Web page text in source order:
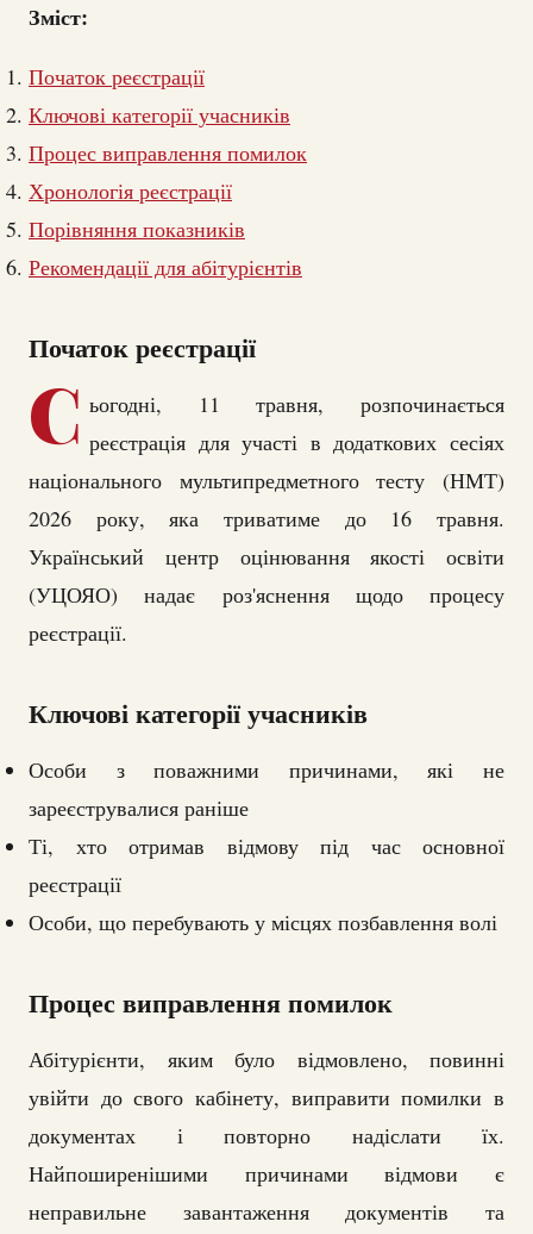
Зміст:
Початок реєстрації
Ключові категорії учасників
Процес виправлення помилок
Хронологія реєстрації
Порівняння показників
Рекомендації для абітурієнтів
Початок реєстрації
С ьогодні, 11 травня, розпочинається
реєстрація для участі в додаткових сесіях
національного мультипредметного тесту (НМТ)
2026 року, яка триватиме до 16 травня.
Український центр оцінювання якості освіти
(УЦОЯО) надає роз'яснення щодо процесу
реєстрації.
Ключові категорії учасників
Особи з поважними причинами, які не
зареєструвалися раніше
Ті, хто отримав відмову під час основної
реєстрації
Особи, що перебувають у місцях позбавлення волі
Процес виправлення помилок
Абітурієнти, яким було відмовлено, повинні
увійти до свого кабінету, виправити помилки в
документах і повторно надіслати їх.
Найпоширенішими причинами відмови є
неправильне завантаження документів та